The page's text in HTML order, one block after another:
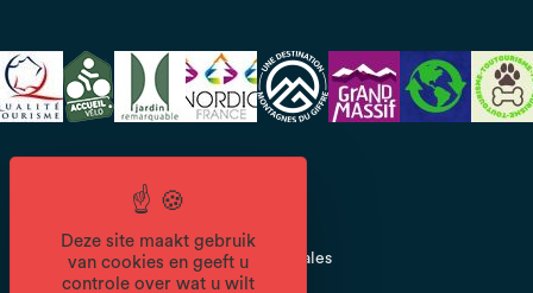
Mentions légales
Deze site maakt gebruik
van cookies en geeft u
controle over wat u wilt